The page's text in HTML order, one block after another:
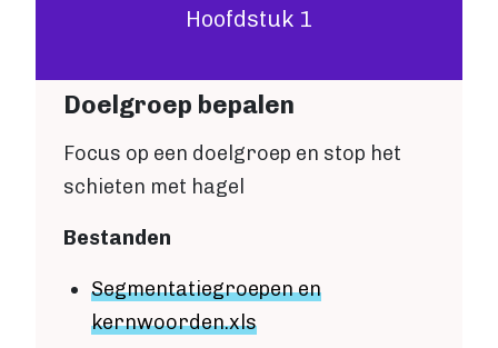
BOEK MAKEN
Boek maken
Lifestyle boek
Kennis boek
Fictie boek
ZAKELIJK
Zakelijk boek
Hoofdstuk 1
Doelgroep bepalen
Focus op een doelgroep en stop het
schieten met hagel
Bestanden
Segmentatiegroepen en
kernwoorden.xls